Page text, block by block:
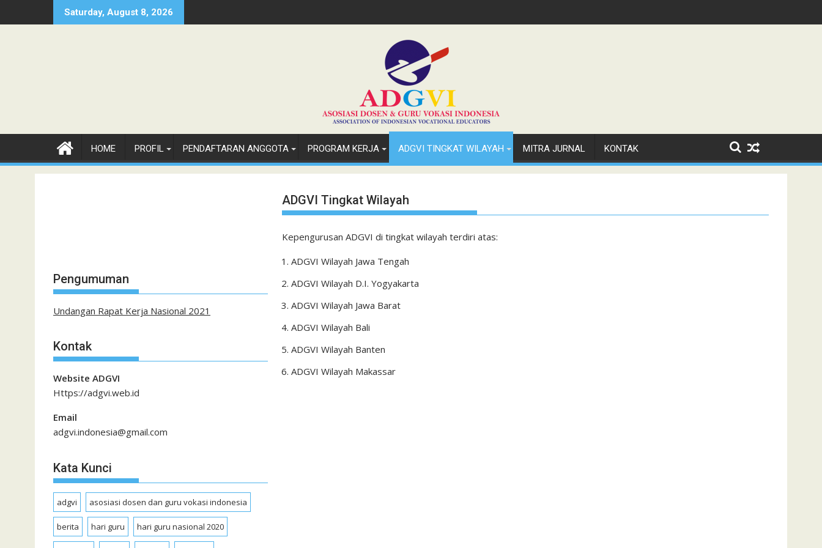
to
Saturday, August 8, 2026
HOME PROFIL PENDAFTARAN ANGGOTA PROGRAM KERJA ADGVI TINGKAT WILAYAH MITRA JURNAL KONTAK
ADGVI Tingkat Wilayah
Kepengurusan ADGVI di tingkat wilayah terdiri atas:
ADGVI Wilayah Jawa Tengah
ADGVI Wilayah D.I. Yogyakarta
ADGVI Wilayah Jawa Barat
ADGVI Wilayah Bali
ADGVI Wilayah Banten
ADGVI Wilayah Makassar
Pengumuman
Undangan Rapat Kerja Nasional 2021
Kontak
Website ADGVI
Https://adgvi.web.id
Email
adgvi.indonesia@gmail.com
Kata Kunci
adgvi asosiasi dosen dan guru vokasi indonesia
berita hari guru hari guru nasional 2020